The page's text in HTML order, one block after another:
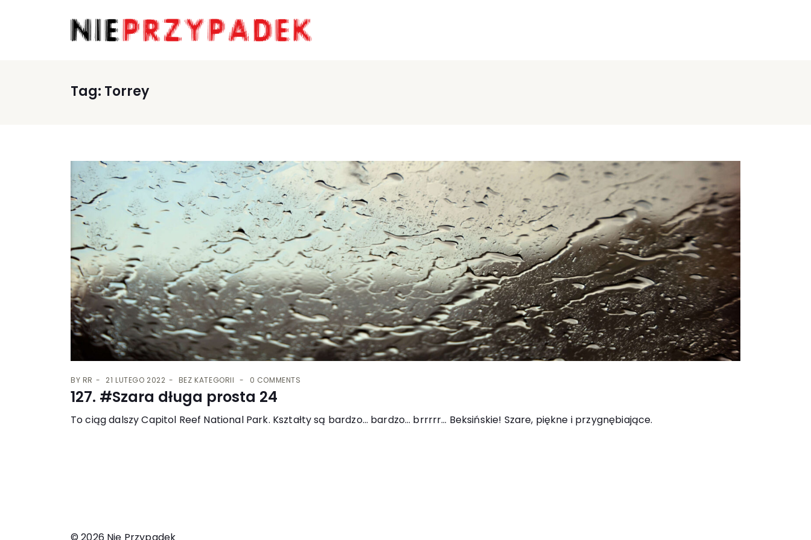
Tag: Torrey
BY RR 21 LUTEGO 2022 BEZ KATEGORII 0 COMMENTS
127. #Szara długa prosta 24
To ciąg dalszy Capitol Reef National Park. Kształty są bardzo… bardzo… brrrrr… Beksińskie! Szare, piękne i przygnębiające.